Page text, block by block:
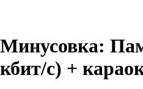
Минусовка:
кбит/с) +